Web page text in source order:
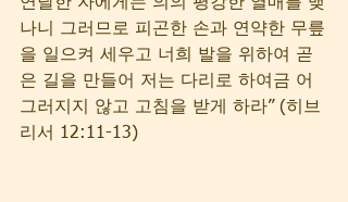
나니 그러므로 피곤한 손과 연약한 무릎
을 일으켜 세우고 너희 발을 위하여 곧
은 길을 만들어 저는 다리로 하여금 어
그러지지 않고 고침을 받게 하라” (히브
리서 12:11-13)